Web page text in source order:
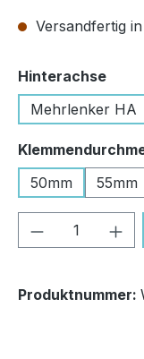
Versandfertig
Hinterachse
Mehrlenker HA
50mm
55mm
Produkt
Produktnummer: